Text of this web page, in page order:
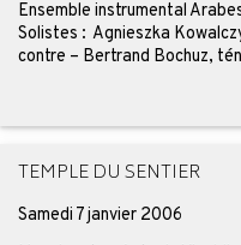
Ensemble instrumental
Solistes : Agnieszka
contre – Bertrand Bochuz,
TEMPLE DU SENTIER
Samedi 7 janvier 2006